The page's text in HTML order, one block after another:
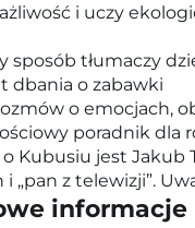
i uczy
sposób tłumaczy
dbania o zabawki
o emocjach,
poradnik dla
Kubusiu jest Jakub
„pan z telewizji”.